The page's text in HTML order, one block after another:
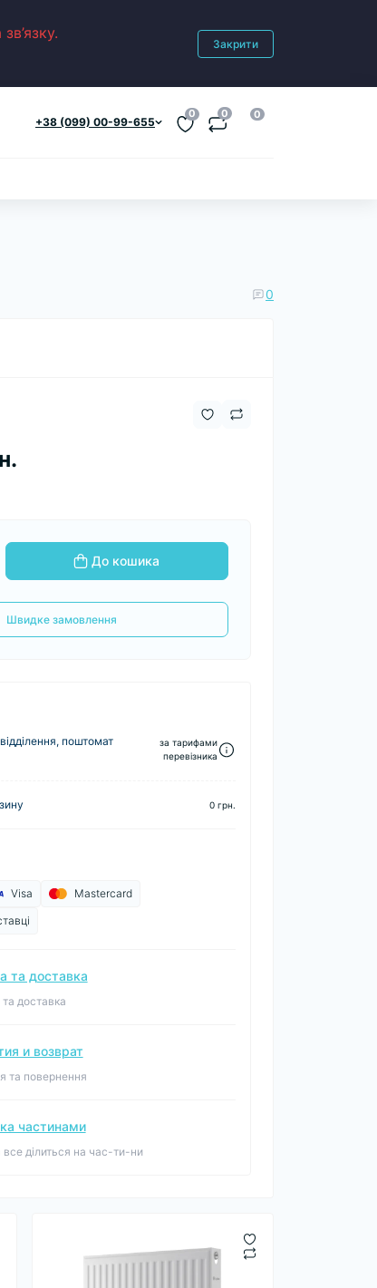
Закрити
+38 (099) 00-99-655
0 0 0
0
До кошика
Швидке замовлення
поштомат
за тарифами
перевізника
0 грн.
Visa
Mastercard
та доставка
доставка
и возврат
та повернення
частинами
все ділиться на час-ти-ни